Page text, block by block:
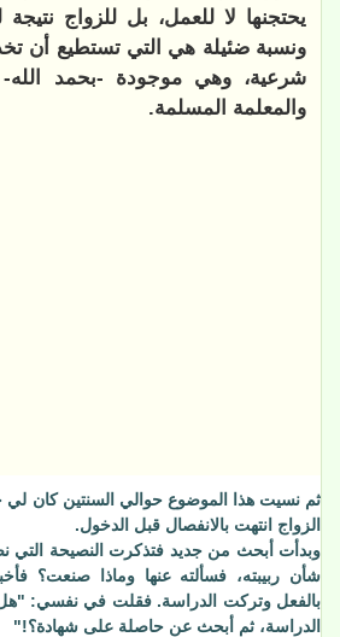
يحتجنها لا للعمل، بل للزواج نتيجة
ونسبة ضئيلة هي التي تستطيع أن
شرعية، وهي موجودة -بحمد الله-
والمعلمة المسلمة.
ثم نسيت هذا الموضوع حوالي السنتين كان لي
الزواج انتهت بالانفصال قبل الدخول.
وبدأت أبحث من جديد فتذكرت النصيحة
شأن ربيبته، فسألته عنها وماذا صنعت؟
بالفعل وتركت الدراسة. فقلت في نفسي: "هل
الدراسة، ثم أبحث عن حاصلة على شهادة؟!"